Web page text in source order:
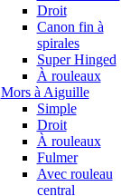
Droit
Canon fin à
spirales
Super Hinged
À rouleaux
Mors à Aiguille
Simple
Droit
À rouleaux
Fulmer
Avec rouleau
central